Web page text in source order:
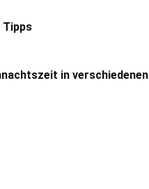
Tipps
in verschiedenen